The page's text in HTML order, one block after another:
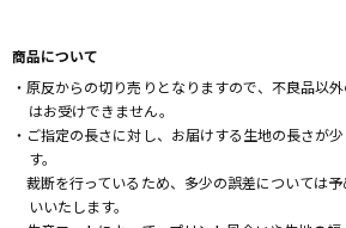
商品について
・原反からの切り売りとなりますので、不良品以
はお受けできません。
・ご指定の長さに対し、お届けする生地の長さが
す。
裁断を行っているため、多少の誤差については
いいたします。